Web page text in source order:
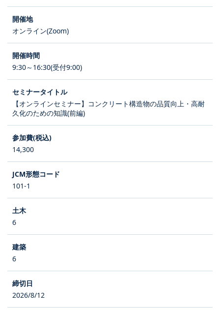
オンライン(Zoom)
9:30～16:30(受付9:00)
【オンラインセミナー】コンクリート構造物の品質向上・高耐
久化のための知識(前編)
14,300
101-1
6
6
2026/8/12